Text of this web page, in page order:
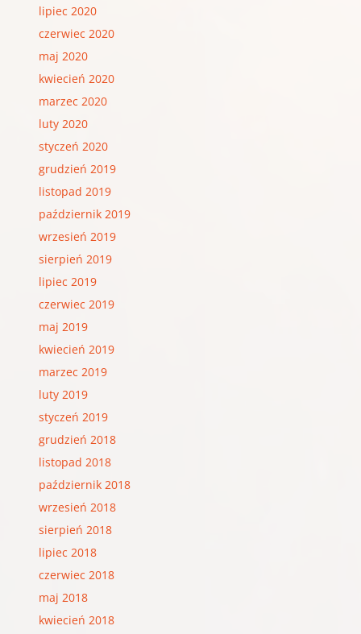
lipiec 2020
czerwiec 2020
maj 2020
kwiecień 2020
marzec 2020
luty 2020
styczeń 2020
grudzień 2019
listopad 2019
październik 2019
wrzesień 2019
sierpień 2019
lipiec 2019
czerwiec 2019
maj 2019
kwiecień 2019
marzec 2019
luty 2019
styczeń 2019
grudzień 2018
listopad 2018
październik 2018
wrzesień 2018
sierpień 2018
lipiec 2018
czerwiec 2018
maj 2018
kwiecień 2018